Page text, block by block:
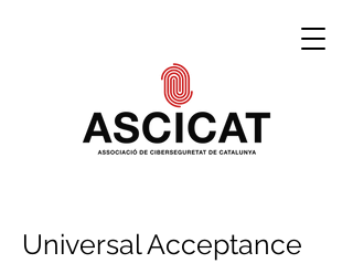
Universal Acceptance